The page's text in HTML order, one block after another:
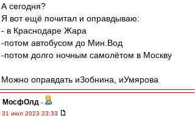
А сегодня?
Я вот ещё почитал и оправдываю:
- в Краснодаре Жара
-потом автобусом до Мин.Вод
-потом долго ночным самолётом в Москву
Можно оправдать иЗобнина, иУмярова
МосфОлд -
31 июл 2023 23:33